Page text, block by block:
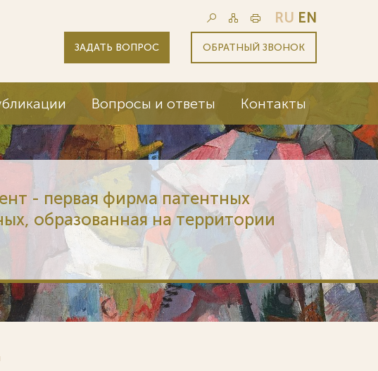
RU EN
ЗАДАТЬ ВОПРОС ОБРАТНЫЙ ЗВОНОК
Вопросы и ответы Контакты
- первая фирма патентных
образованная на территории